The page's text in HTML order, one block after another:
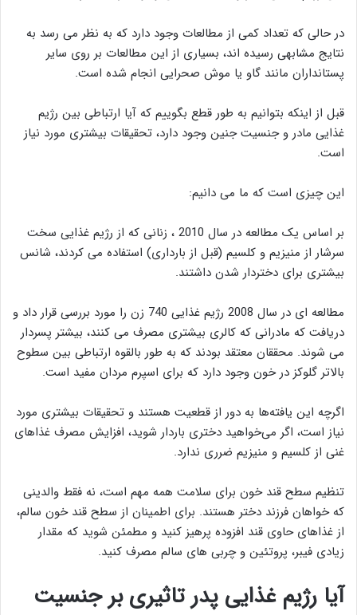
در حالی که تعداد کمی از مطالعات وجود دارد که به نظر می رسد به
نتایج مشابهی رسیده اند، بسیاری از این مطالعات بر روی سایر
پستانداران مانند گاو یا موش صحرایی انجام شده است.
قبل از اینکه بتوانیم به طور قطع بگوییم که آیا ارتباطی بین رژیم
غذایی مادر و جنسیت جنین وجود دارد، تحقیقات بیشتری مورد نیاز
است.
این چیزی است که ما می دانیم:
بر اساس یک مطالعه در سال 2010 ، زنانی که از رژیم غذایی سخت
سرشار از منیزیم و کلسیم (قبل از بارداری) استفاده می کردند، شانس
بیشتری برای دختردار شدن داشتند.
مطالعه ای در سال 2008 رژیم غذایی 740 زن را مورد بررسی قرار داد و
دریافت که مادرانی که کالری بیشتری مصرف می کنند، بیشتر پسردار
می شوند. محققان معتقد بودند که به طور بالقوه ارتباطی بین سطوح
بالاتر گلوکز در خون وجود دارد که برای اسپرم مردان مفید است.
اگرچه این یافته‌ها به دور از قطعیت هستند و تحقیقات بیشتری مورد
نیاز است، اگر می‌خواهید دختری باردار شوید، افزایش مصرف غذاهای
غنی از کلسیم و منیزیم ضرری ندارد.
تنظیم سطح قند خون برای سلامت همه مهم است، نه فقط والدینی
که خواهان فرزند دختر هستند. برای اطمینان از سطح قند خون سالم،
از غذاهای حاوی قند افزوده پرهیز کنید و مطمئن شوید که مقدار
زیادی فیبر، پروتئین و چربی های سالم مصرف کنید.
آیا رژیم غذایی پدر تاثیری بر جنسیت